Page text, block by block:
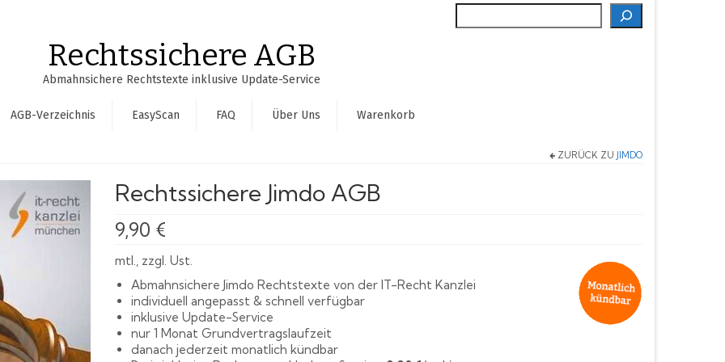
Suche
Rechtssichere AGB
Abmahnsichere Rechtstexte inklusive Update-Service
AGB-Verzeichnis EasyScan FAQ Über Uns Warenkorb
ZURÜCK ZU JIMDO
Rechtssichere Jimdo AGB
9,90 €
mtl., zzgl. Ust.
Abmahnsichere Jimdo Rechtstexte von der IT-Recht Kanzlei
individuell angepasst & schnell verfügbar
inklusive Update-Service
nur 1 Monat Grundvertragslaufzeit
danach jederzeit monatlich kündbar